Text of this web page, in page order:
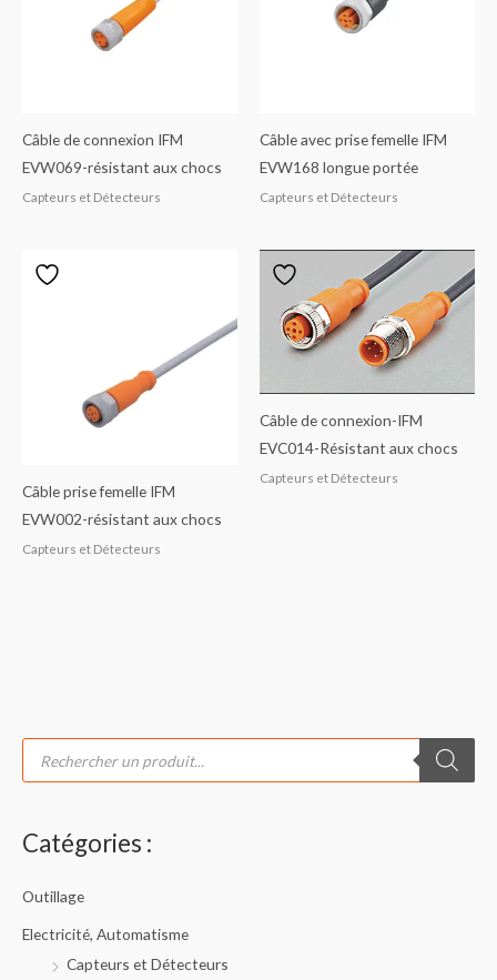
R
h
c
h
e
p
o
d
Catégories :
Outillage
Electricité, Automatisme
Capteurs et Détecteurs
Câble de connexion IFM
EVW069-résistant aux chocs
Capteurs et Détecteurs
Câble avec prise femelle IFM
EVW168 longue portée
Capteurs et Détecteurs
Câble prise femelle IFM
EVW002-résistant aux chocs
Capteurs et Détecteurs
Câble de connexion-IFM
EVC014-Résistant aux chocs
Capteurs et Détecteurs